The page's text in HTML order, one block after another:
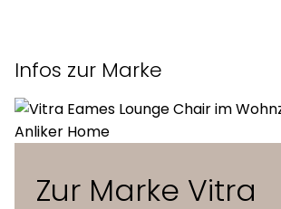
Rücken/Sitz
oder Nussbaum
Polster
dünner
Infos zur Marke
Zur Marke Vitra